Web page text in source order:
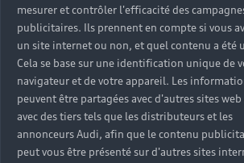
mesurer et contrôler l'efficacité des
publicitaires. Ils prennent en compte si vous
un site internet ou non, et quel contenu a été
Cela se base sur une identification unique de
navigateur et de votre appareil. Les
peuvent être partagées avec d'autres sites
avec des tiers tels que les distributeurs et les
annonceurs Audi, afin que le contenu
peut vous être présenté sur d'autres sites
Offres pour les professionnels
Demander un essai
Informations et Service Clients
Accessibilité - Clients Sourds et
Trouver mon Partenaire Audi
Citadine
Compacte
Berline
SUV électrique
Configurer mon Audi
Réservation et option d'achat
Financer mon Audi
Garanties Audi
Audi rent : location courte durée
Voiture électrique
Voiture hybride
Voiture commerciale
Voiture de direction
Votre Audi
Entretenir et réparer mon Audi
Offres Après-Vente
Accessoires et équipements
Univers Audi
Histoire du progrès